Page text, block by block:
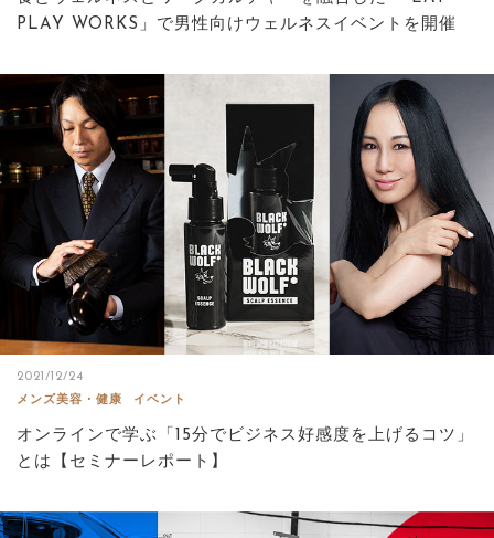
PLAY WORKS」で男性向けウェルネスイベントを開催
2021/12/24
メンズ美容・健康
イベント
オンラインで学ぶ「15分でビジネス好感度を上げるコツ」
とは【セミナーレポート】